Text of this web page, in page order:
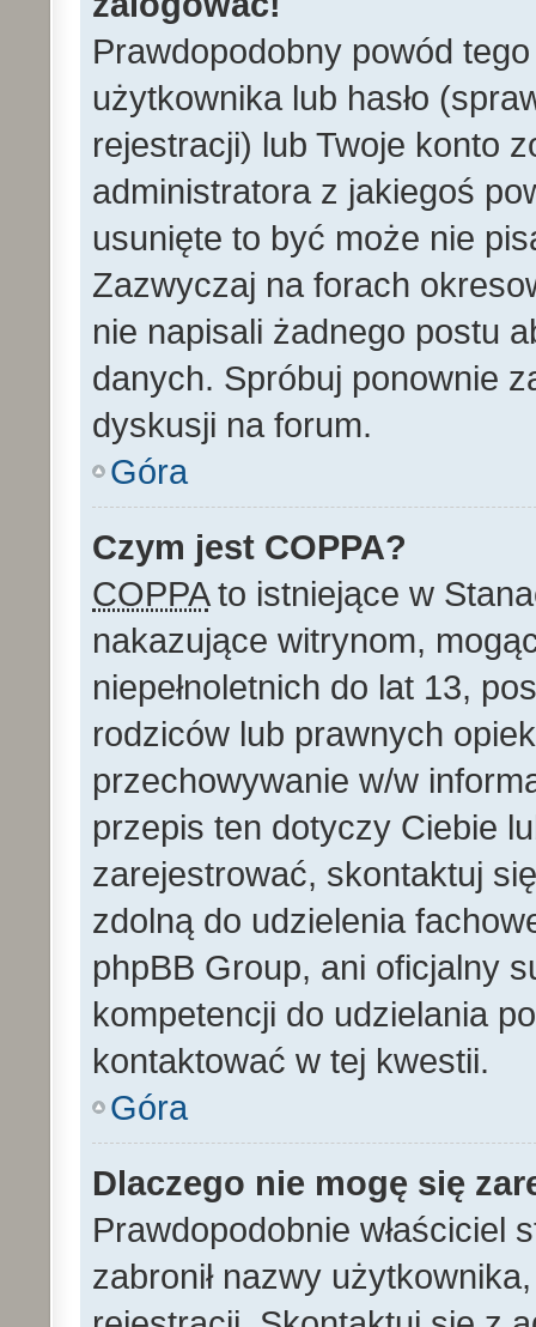
Prawdopodobny powód
użytkownika lub hasło
rejestracji) lub Twoje konto
administratora z jakiegoś
usunięte to być może nie
Zazwyczaj na forach
nie napisali żadnego postu
danych. Spróbuj ponownie
dyskusji na forum.
Góra
Czym jest COPPA?
COPPAto istniejące w
nakazujące witrynom,
niepełnoletnich do lat 13,
rodziców lub prawnych
przechowywanie w/w
przepis ten dotyczy Ciebie
zarejestrować, skontaktuj
zdolną do udzielenia
phpBB Group, ani oficjalny
kompetencji do udzielania
kontaktować w tej kwestii.
Góra
Dlaczego nie mogę się
Prawdopodobnie właściciel
zabronił nazwy